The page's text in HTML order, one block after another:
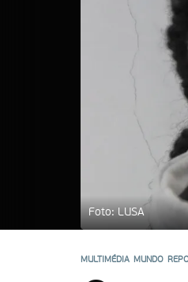
Foto: LUSA
MULTIMÉDIA MUNDO